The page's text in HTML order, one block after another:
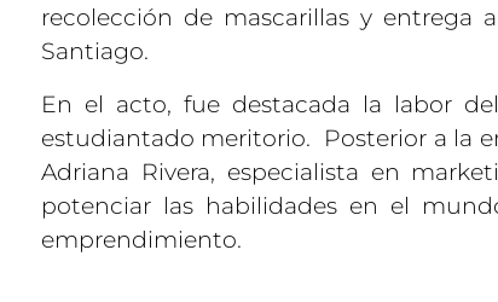
recolección de mascarillas y
Santiago.
En el acto, fue destacada la labor
estudiantado meritorio. Posterior a la
Adriana Rivera, especialista en
potenciar las habilidades en el
emprendimiento.